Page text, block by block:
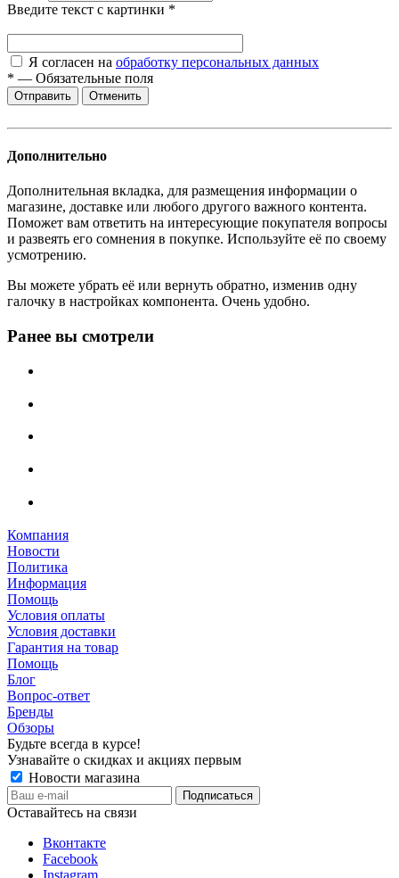
Введите текст с картинки *
Я согласен на обработку персональных данных
* — Обязательные поля
Отменить
Дополнительно
Дополнительная вкладка, для размещения информации о
магазине, доставке или любого другого важного контента.
Поможет вам ответить на интересующие покупателя вопросы
и развеять его сомнения в покупке. Используйте её по своему
усмотрению.
Вы можете убрать её или вернуть обратно, изменив одну
галочку в настройках компонента. Очень удобно.
Ранее вы смотрели
Компания
Новости
Политика
Информация
Помощь
Условия оплаты
Условия доставки
Гарантия на товар
Помощь
Блог
Вопрос-ответ
Бренды
Обзоры
Будьте всегда в курсе!
Узнавайте о скидках и акциях первым
Новости магазина
Оставайтесь на связи
Вконтакте
Facebook
Instagram